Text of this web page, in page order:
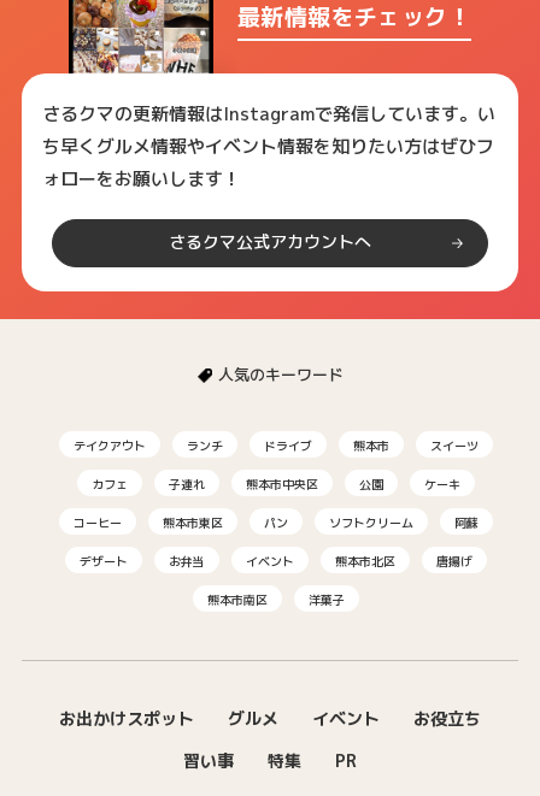
最新情報をチェック！
さるクマの更新情報はInstagramで発信しています。い
ち早くグルメ情報やイベント情報を知りたい方はぜひフ
ォローをお願いします！
さるクマ公式アカウントへ
人気のキーワード
テイクアウト ランチ ドライブ 熊本市 スイーツ
カフェ 子連れ 熊本市中央区 公園 ケーキ
コーヒー 熊本市東区 パン ソフトクリーム 阿蘇
デザート お弁当 イベント 熊本市北区 唐揚げ
熊本市南区 洋菓子
お出かけスポット グルメ イベント
お役立ち
習い事
特集 PR